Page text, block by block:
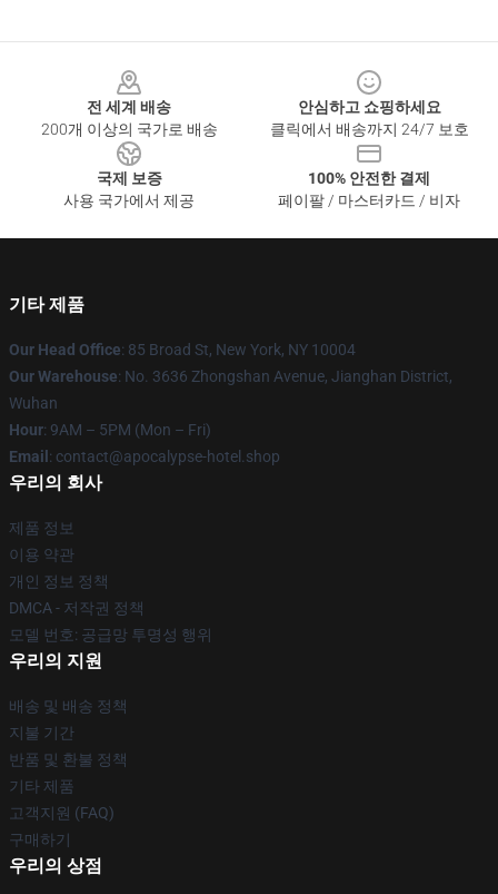
전 세계 배송
200개 이상의 국가로 배송
안심하고 쇼핑하세요
클릭에서 배송까지 24/7 보호
국제 보증
사용 국가에서 제공
100% 안전한 결제
페이팔 / 마스터카드 / 비자
기타 제품
Our Head Office: 85 Broad St, New York, NY 10004
Our Warehouse: No. 3636 Zhongshan Avenue, Jianghan District,
Wuhan
Hour: 9AM – 5PM (Mon – Fri)
Email : contact@apocalypse-hotel.shop
우리의 회사
제품 정보
이용 약관
개인 정보 정책
DMCA - 저작권 정책
모델 번호: 공급망 투명성 행위
우리의 지원
배송 및 배송 정책
지불 기간
반품 및 환불 정책
기타 제품
고객지원 (FAQ)
구매하기
우리의 상점